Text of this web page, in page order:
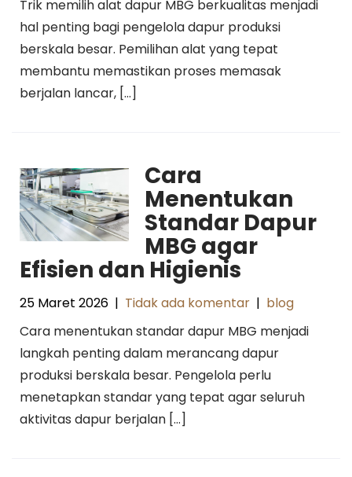
Trik memilih alat dapur MBG berkualitas menjadi
hal penting bagi pengelola dapur produksi
berskala besar. Pemilihan alat yang tepat
membantu memastikan proses memasak
berjalan lancar, […]
Cara
Menentukan
Standar Dapur
MBG agar
Efisien dan Higienis
25 Maret 2026 | Tidak ada komentar | blog
Cara menentukan standar dapur MBG menjadi
langkah penting dalam merancang dapur
produksi berskala besar. Pengelola perlu
menetapkan standar yang tepat agar seluruh
aktivitas dapur berjalan […]